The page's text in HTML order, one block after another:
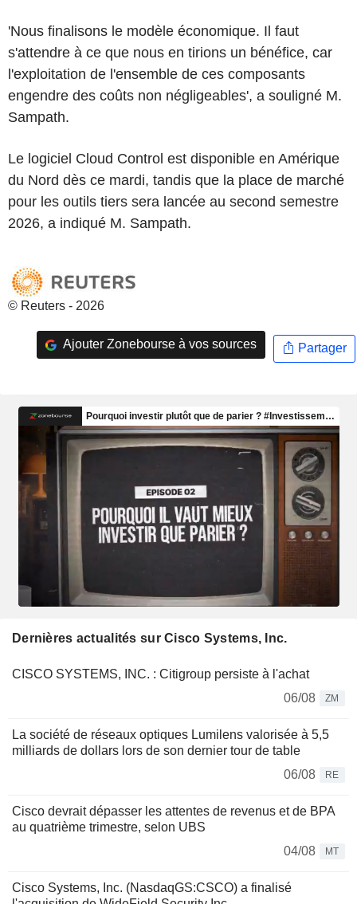
'Nous finalisons le modèle économique. Il faut
s'attendre à ce que nous en tirions un bénéfice, car
l'exploitation de l'ensemble de ces composants
engendre des coûts non négligeables', a souligné M.
Sampath.
Le logiciel Cloud Control est disponible en Amérique
du Nord dès ce mardi, tandis que la place de marché
pour les outils tiers sera lancée au second semestre
2026, a indiqué M. Sampath.
© Reuters - 2026
Ajouter Zonebourse à vos sources Partager
Dernières actualités sur Cisco Systems, Inc.
CISCO SYSTEMS, INC. : Citigroup persiste à l'achat
06/08
ZM
La société de réseaux optiques Lumilens valorisée à 5,5
milliards de dollars lors de son dernier tour de table
06/08
RE
Cisco devrait dépasser les attentes de revenus et de BPA
au quatrième trimestre, selon UBS
04/08
MT
Cisco Systems, Inc. (NasdaqGS:CSCO) a finalisé